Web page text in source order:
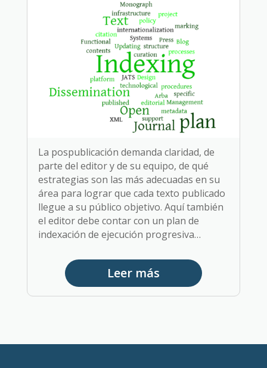
La pospublicación demanda claridad, de
parte del editor y de su equipo, de qué
estrategias son las más adecuadas en su
área para lograr que cada texto publicado
llegue a su público objetivo. Aquí también
el editor debe contar con un plan de
indexación de ejecución progresiva…
Leer más